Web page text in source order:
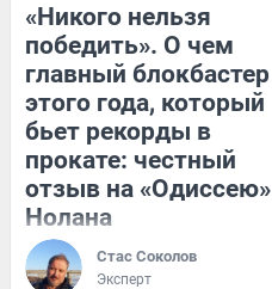
«Никого нельзя
победить». О чем
главный блокбастер
этого года, который
бьет рекорды в
прокате: честный
отзыв на «Одиссею»
Нолана
Стас Соколов
Эксперт